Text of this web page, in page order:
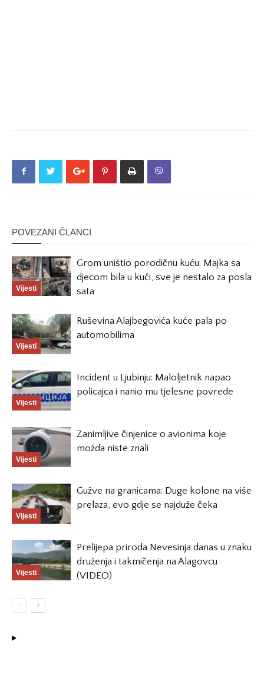
POVEZANI ČLANCI
Vijesti
Grom uništio porodičnu kuću: Majka sa
djecom bila u kući, sve je nestalo za posla
sata
Vijesti
Ruševina Alajbegovića kuće pala po
automobilima
Vijesti
Incident u Ljubinju: Maloljetnik napao
policajca i nanio mu tjelesne povrede
Vijesti
Zanimljive činjenice o avionima koje
možda niste znali
Vijesti
Gužve na granicama: Duge kolone na više
prelaza, evo gdje se najduže čeka
Vijesti
Prelijepa priroda Nevesinja danas u znaku
druženja i takmičenja na Alagovcu
(VIDEO)